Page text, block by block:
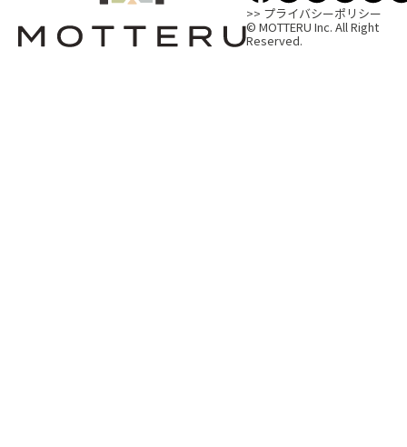
>> プライバシーポリシー
© MOTTERU Inc. All Right
Reserved.